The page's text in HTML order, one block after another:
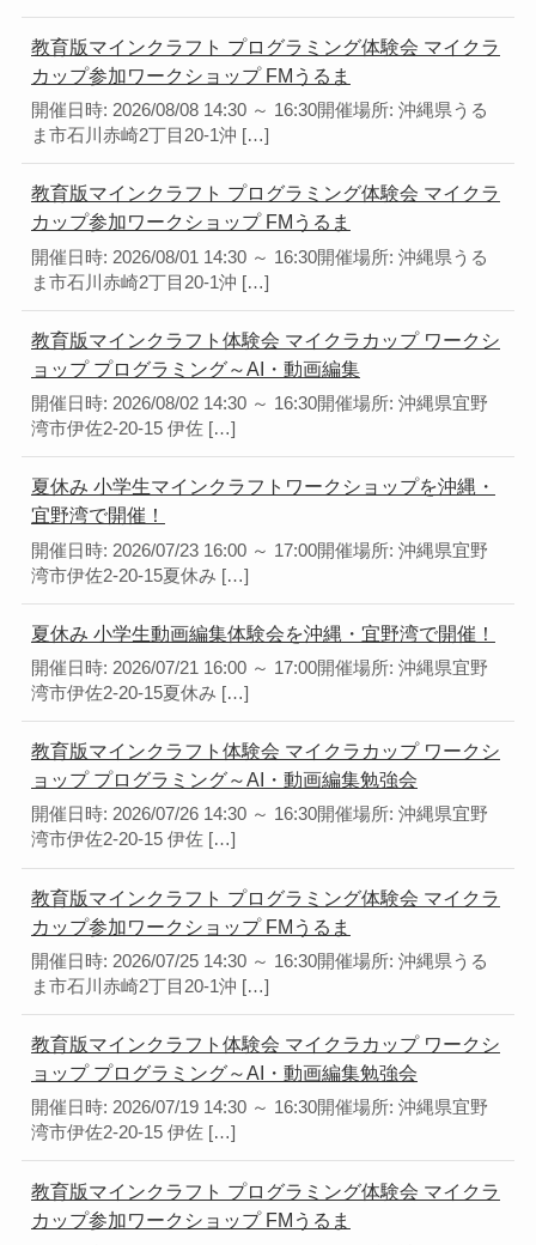
教育版マインクラフト プログラミング体験会 マイクラ
カップ参加ワークショップ FMうるま
開催日時: 2026/08/08 14:30 ～ 16:30開催場所: 沖縄県うる
ま市石川赤崎2丁目20-1沖 […]
教育版マインクラフト プログラミング体験会 マイクラ
カップ参加ワークショップ FMうるま
開催日時: 2026/08/01 14:30 ～ 16:30開催場所: 沖縄県うる
ま市石川赤崎2丁目20-1沖 […]
教育版マインクラフト体験会 マイクラカップ ワークシ
ョップ プログラミング～AI・動画編集
開催日時: 2026/08/02 14:30 ～ 16:30開催場所: 沖縄県宜野
湾市伊佐2-20-15 伊佐 […]
夏休み 小学生マインクラフトワークショップを沖縄・
宜野湾で開催！
開催日時: 2026/07/23 16:00 ～ 17:00開催場所: 沖縄県宜野
湾市伊佐2-20-15夏休み […]
夏休み 小学生動画編集体験会を沖縄・宜野湾で開催！
開催日時: 2026/07/21 16:00 ～ 17:00開催場所: 沖縄県宜野
湾市伊佐2-20-15夏休み […]
教育版マインクラフト体験会 マイクラカップ ワークシ
ョップ プログラミング～AI・動画編集勉強会
開催日時: 2026/07/26 14:30 ～ 16:30開催場所: 沖縄県宜野
湾市伊佐2-20-15 伊佐 […]
教育版マインクラフト プログラミング体験会 マイクラ
カップ参加ワークショップ FMうるま
開催日時: 2026/07/25 14:30 ～ 16:30開催場所: 沖縄県うる
ま市石川赤崎2丁目20-1沖 […]
教育版マインクラフト体験会 マイクラカップ ワークシ
ョップ プログラミング～AI・動画編集勉強会
開催日時: 2026/07/19 14:30 ～ 16:30開催場所: 沖縄県宜野
湾市伊佐2-20-15 伊佐 […]
教育版マインクラフト プログラミング体験会 マイクラ
カップ参加ワークショップ FMうるま